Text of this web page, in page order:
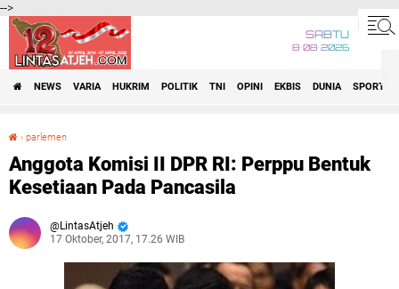
-->
SABTU
8•08•2026
NEWS VARIA HUKRIM POLITIK TNI OPINI EKBIS DUNIA SPORT
› parlemen
Anggota Komisi II DPR RI: Perppu Bentuk
Kesetiaan Pada Pancasila
LintasAtjeh
17 Oktober, 2017, 17.26 WIB